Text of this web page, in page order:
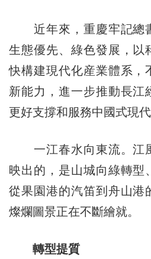
近年來，重慶牢記總
生態優先、綠色發展，以
快構建現代化産業體系，
新能力，進一步推動長江
更好支撐和服務中國式現代
一江春水向東流。江
映出的，是山城向綠轉型
從果園港的汽笛到舟山港
燦爛圖景正在不斷繪就。
轉型提質